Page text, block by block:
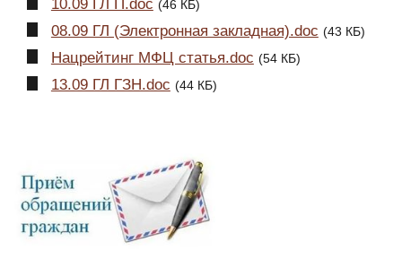
10.09 ГЛ П.doc (46 КБ)
08.09 ГЛ (Электронная закладная).doc (43 КБ)
Нацрейтинг МФЦ статья.doc (54 КБ)
13.09 ГЛ ГЗН.doc (44 КБ)